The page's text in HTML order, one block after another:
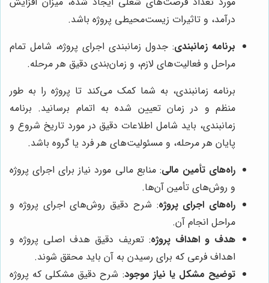
درآمد، و تاثیرات زیست‌محیطی پروژه باشد.
برنامه زمانبندی: جدول زمانبندی اجرای پروژه، شامل تمام
مراحل و فعالیت‌های لازم، و زمان‌بندی دقیق هر مرحله.
برنامه زمانبندی، به شما کمک می‌کند تا پروژه را به طور
منظم و در زمان تعیین شده به اتمام برسانید. برنامه
زمانبندی، باید شامل اطلاعات دقیق در مورد تاریخ شروع و
پایان هر مرحله، و مسئولیت‌های هر فرد یا گروه باشد.
راه‌های تأمین مالی: منابع مالی مورد نیاز برای اجرای پروژه
و روش‌های تأمین آن‌ها.
راه‌های اجرای پروژه: شرح دقیق روش‌های اجرای پروژه و
مراحل انجام آن.
هدف و اهداف پروژه: تعریف دقیق هدف اصلی پروژه و
اهداف فرعی که برای رسیدن به آن باید محقق شوند.
توضیح مشکل یا نیاز موجود: شرح دقیق مشکلی که پروژه